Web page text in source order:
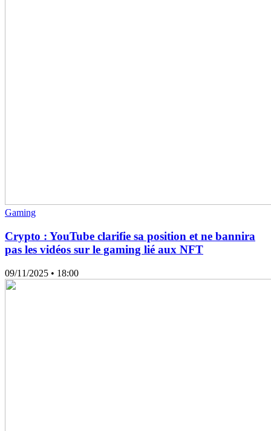
Gaming
Crypto : YouTube clarifie sa position et ne bannira
pas les vidéos sur le gaming lié aux NFT
09/11/2025 • 18:00